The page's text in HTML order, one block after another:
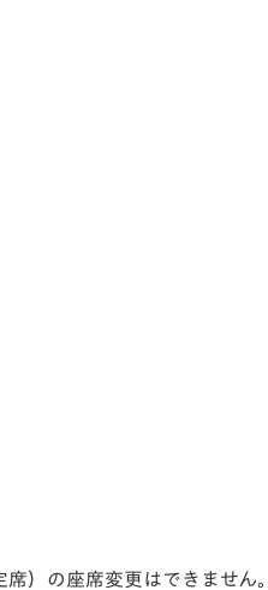
）の座席変更はできません。